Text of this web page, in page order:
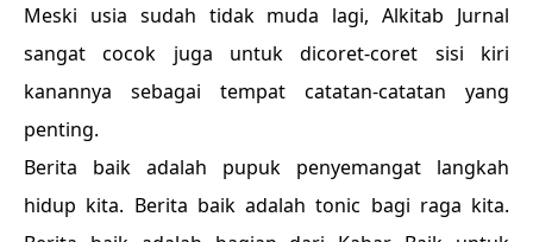
Meski usia sudah tidak muda lagi, Alkitab Jurnal
sangat cocok juga untuk dicoret-coret sisi kiri
kanannya sebagai tempat catatan-catatan yang
penting.
Berita baik adalah pupuk penyemangat langkah
hidup kita. Berita baik adalah tonic bagi raga kita.